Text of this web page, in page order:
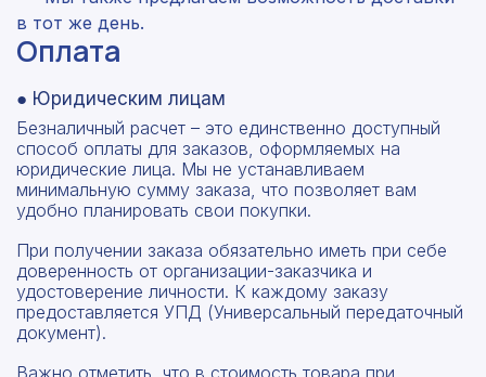
в тот же день.
Оплата
● Юридическим лицам
Безналичный расчет – это единственно доступный
способ оплаты для заказов, оформляемых на
юридические лица. Мы не устанавливаем
минимальную сумму заказа, что позволяет вам
удобно планировать свои покупки.
При получении заказа обязательно иметь при себе
доверенность от организации-заказчика и
удостоверение личности. К каждому заказу
предоставляется УПД (Универсальный передаточный
документ).